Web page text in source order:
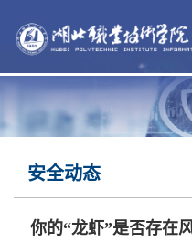
安全动态
你的“龙虾”是否存在